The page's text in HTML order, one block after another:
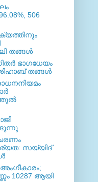
506
തങ്ങള്‍
ഭാഗധേയം
തങ്ങള്‍
സയ്യിദ്
10287 ആയി